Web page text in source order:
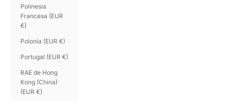
Polinesia
Francesa (EUR
€)
Polonia (EUR €)
Portugal (EUR €)
RAE de Hong
Kong (China)
(EUR €)